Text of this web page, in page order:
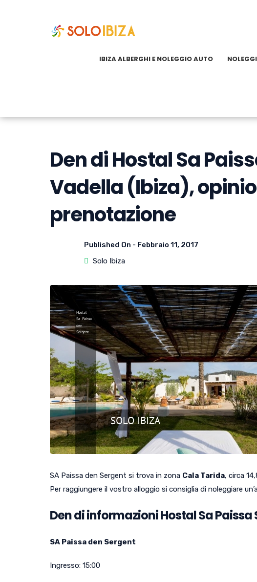
IBIZA ALBERGHI E NOLEGGIO AUTO
Den di Hostal Sa
Vadella (Ibiza),
prenotazione
Published On - Febbraio 11, 2017
Solo Ibiza
SA Paissa den Sergent si trova in zona Cala Tarida, circa
Per raggiungere il vostro alloggio si consiglia di noleggiare
Den di informazioni Hostal Sa Paissa
SA Paissa den Sergent
Ingresso: 15:00